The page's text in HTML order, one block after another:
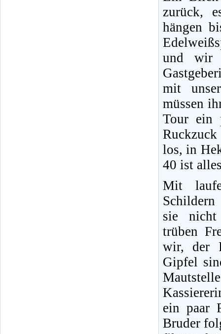
zurück,
hängen
und wir
mit
müssen
Tour ein
Ruckzuck
los, in
40 ist
Mit
sie nicht
trüben
wir, der
Gipfel
ein paar
Bruder